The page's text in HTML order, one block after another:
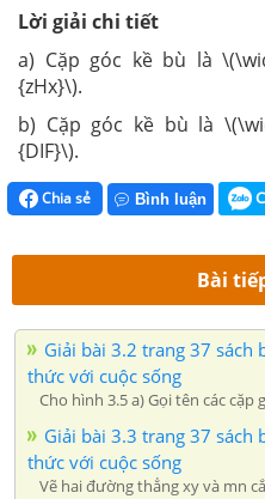
Lời giải chi tiết
a) Cặp góc kề bù là
{zHx}\).
b) Cặp góc kề bù là
{DIF}\).
Chia sẻ Bình luận
Bài
Giải bài 3.2 trang 37 sách
thức với cuộc sống
Cho hình 3.5 a) Gọi tên các cặp
Giải bài 3.3 trang 37 sách
thức với cuộc sống
Vẽ hai đường thẳng xy và mn